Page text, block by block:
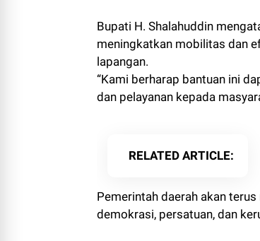
Bupati H. Shalahuddin
meningkatkan mobilitas dan
lapangan.
“Kami berharap bantuan ini
dan pelayanan kepada
RELATED ARTICLE
Pemerintah daerah akan
demokrasi, persatuan, dan